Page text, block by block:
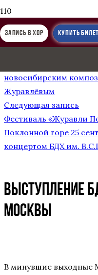
ЗАПИСЬ В ХОР КУПИТЬ
Предыдущая запись
новосибирским
Журавлёвым
Следующая запись
Фестиваль «Журавли
Поклонной горе 25
концертом БДХ им.
Выступление
Москвы
В минувшие выходные